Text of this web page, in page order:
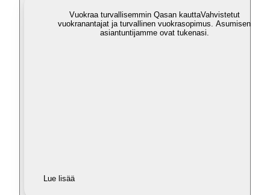
Vuokraa turvallisemmin Qasan kauttaVahvistetut
vuokranantajat ja turvallinen vuokrasopimus. Asumisen
asiantuntijamme ovat tukenasi.
Lue lisää